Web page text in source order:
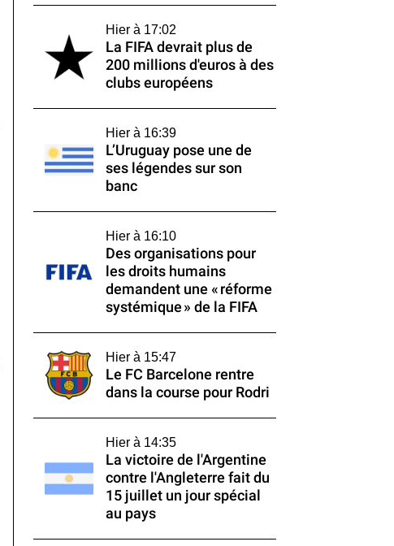
Hier à 17:02
La FIFA devrait plus de
200 millions d'euros à des
clubs européens
Hier à 16:39
L’Uruguay pose une de
ses légendes sur son
banc
Hier à 16:10
Des organisations pour
les droits humains
demandent une « réforme
systémique » de la FIFA
Hier à 15:47
Le FC Barcelone rentre
dans la course pour Rodri
Hier à 14:35
La victoire de l'Argentine
contre l'Angleterre fait du
15 juillet un jour spécial
au pays